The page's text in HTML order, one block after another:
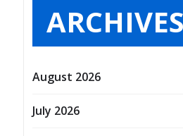
ARCHIVES
August 2026
July 2026